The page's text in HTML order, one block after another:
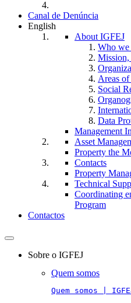
Canal de Denúncia
English
About IGFEJ
Who we
Mission,
Areas of
Social
Data
Management
Asset
Property the
Contacts
Property
Technical
Coordinating
Program
Contactos
Toggle
navigationSobre o IGFEJ
Quem somos
Quem somos |